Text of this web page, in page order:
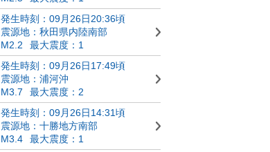
発生時刻：09月26日20:36頃
震源地：秋田県内陸南部
M2.2
最大震度：1
発生時刻：09月26日17:49頃
震源地：浦河沖
M3.7
最大震度：2
発生時刻：09月26日14:31頃
震源地：十勝地方南部
M3.4
最大震度：1